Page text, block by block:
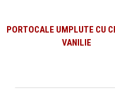
PORTOCALE UMPLUTE CU
VANILIE